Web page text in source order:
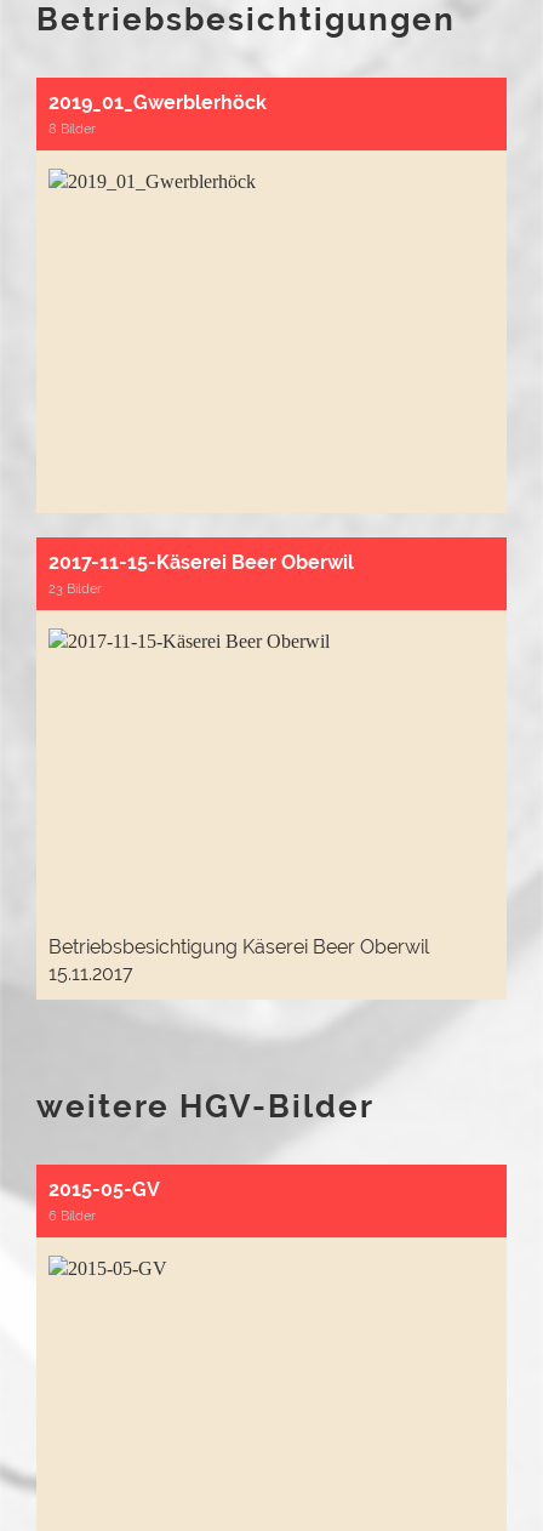
Betriebsbesichtigungen
2019_01_Gwerblerhöck
8 Bilder
2017-11-15-Käserei Beer Oberwil
23 Bilder
Betriebsbesichtigung Käserei Beer Oberwil
15.11.2017
weitere HGV-Bilder
2015-05-GV
6 Bilder